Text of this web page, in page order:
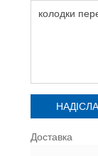
Доставка